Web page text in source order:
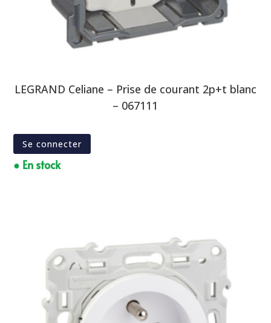
LEGRAND Celiane – Prise de courant 2p+t blanc
– 067111
Se connecter
● En stock